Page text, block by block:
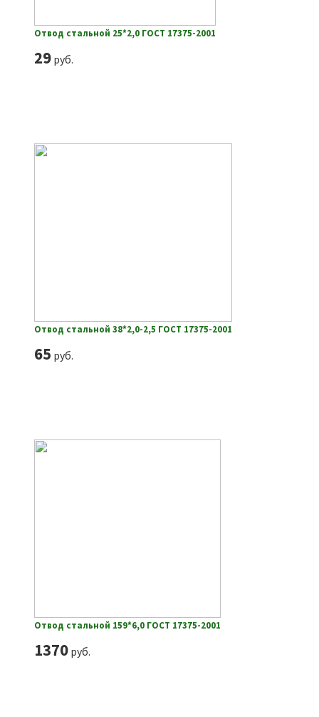
Отвод стальной 25*2,0 ГОСТ 17375-2001
29руб.
Отвод стальной 38*2,0-2,5 ГОСТ 17375-2001
65 руб.
Отвод стальной 159*6,0 ГОСТ 17375-2001
1370руб.